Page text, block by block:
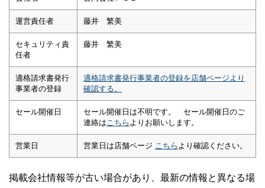
運営責任者 藤井 繁美
セキュリティ責
任者
藤井 繁美
適格請求書発行
事業者の登録
適格請求書発行事業者の登録を店舗ページより
確認する。
セール開催日
セール開催日は不明です。 セール開催日のご
連絡は こちら よりお願いします。
営業日 営業日は店舗ページ こちら より確認ください。
掲載会社情報等が古い場合があり、最新の情報と異なる場